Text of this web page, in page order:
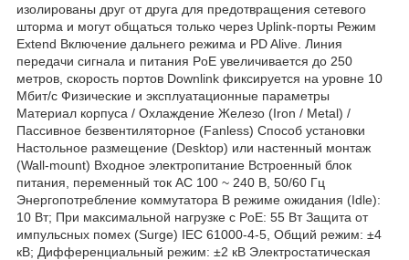
изолированы друг от друга для предотвращения сетевого
шторма и могут общаться только через Uplink-порты Режим
Extend Включение дальнего режима и PD Alive. Линия
передачи сигнала и питания PoE увеличивается до 250
метров, скорость портов Downlink фиксируется на уровне 10
Мбит/с Физические и эксплуатационные параметры
Материал корпуса / Охлаждение Железо (Iron / Metal) /
Пассивное безвентиляторное (Fanless) Способ установки
Настольное размещение (Desktop) или настенный монтаж
(Wall-mount) Входное электропитание Встроенный блок
питания, переменный ток AC 100 ~ 240 В, 50/60 Гц
Энергопотребление коммутатора В режиме ожидания (Idle):
10 Вт; При максимальной нагрузке с PoE: 55 Вт Защита от
импульсных помех (Surge) IEC 61000-4-5, Общий режим: ±4
кВ; Дифференциальный режим: ±2 кВ Электростатическая